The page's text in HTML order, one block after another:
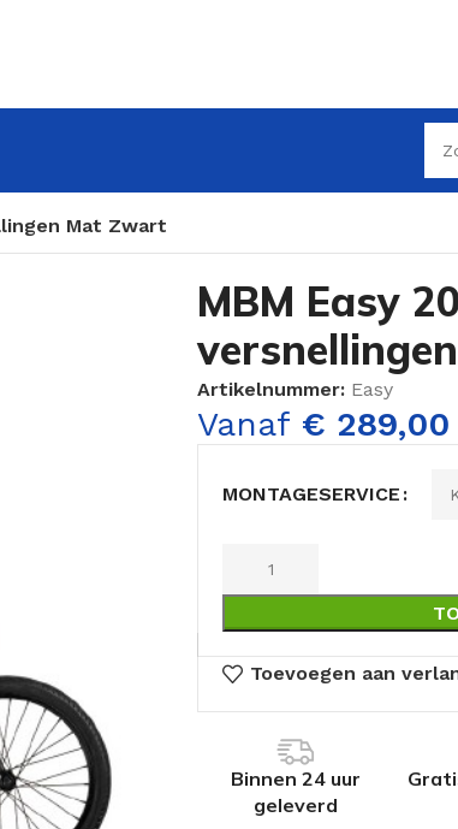
Mat Zwart
MBM Easy
Artikelnummer: Easy
Vanaf € 289,00
MONTAGESERVICE
Toevoegen aan
Binnen 24 uur
geleverd